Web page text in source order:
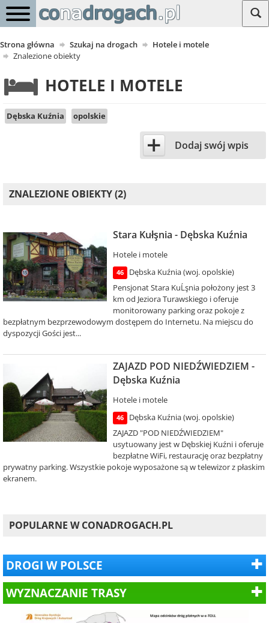
Strona główna Szukaj na drogach
Hotele i motele
Znalezione obiekty
HOTELE I MOTELE
Dębska Kuźnia opolskie
+ Dodaj swój wpis
ZNALEZIONE OBIEKTY (2)
Stara Kułşnia - Dębska Kuźnia
Hotele i motele
46
Dębska Kuźnia (woj. opolskie)
Pensjonat Stara KuĹşnia położony jest 3
km od Jeziora Turawskiego i oferuje
monitorowany parking oraz pokoje z
bezpłatnym bezprzewodowym dostępem do Internetu. Na miejscu do
dyspozycji Gości jest...
ZAJAZD POD NIEDŹWIEDZIEM -
Dębska Kuźnia
Hotele i motele
46
Dębska Kuźnia (woj. opolskie)
ZAJAZD "POD NIEDŹWIEDZIEM"
usytuowany jest w Dębskiej Kuźni i oferuje
bezpłatne WiFi, restaurację oraz bezpłatny
prywatny parking. Wszystkie pokoje wyposażone są w telewizor z płaskim
ekranem.
POPULARNE W CONADROGACH.PL
DROGI W POLSCE
WYZNACZANIE TRASY